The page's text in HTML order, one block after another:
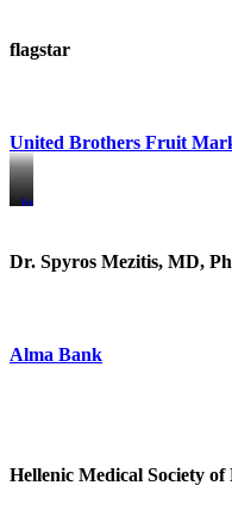
flagstar
United Brothers Fruit
https://
https://
Dr. Spyros Mezitis, MD,
Alma Bank
Hellenic Medical Society of